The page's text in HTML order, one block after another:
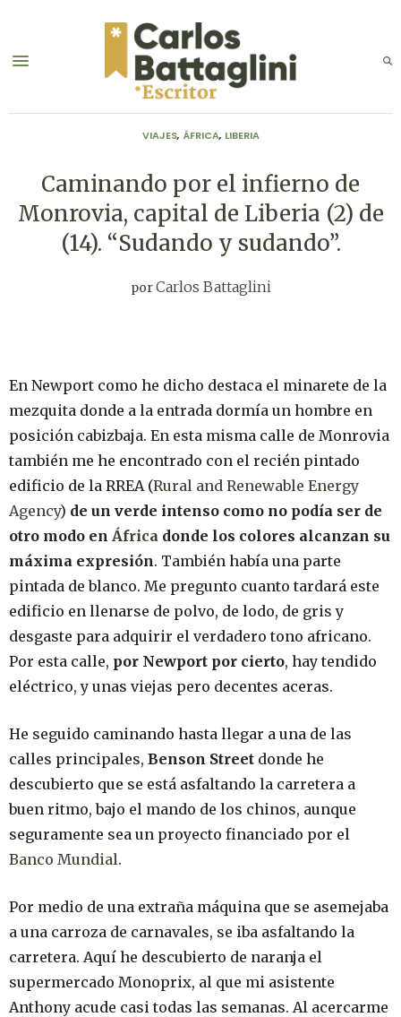
VIAJES, ÁFRICA, LIBERIA
Caminando por el infierno de
Monrovia, capital de Liberia (2) de
(14). “Sudando y sudando”.
porCarlos Battaglini
En Newport como he dicho destaca el minarete de la
mezquita donde a la entrada dormía un hombre en
posición cabizbaja. En esta misma calle de Monrovia
también me he encontrado con el recién pintado
edificio de la RREA (Rural and Renewable Energy
Agency) de un verde intenso como no podía ser de
otro modo en África donde los colores alcanzan su
máxima expresión. También había una parte
pintada de blanco. Me pregunto cuanto tardará este
edificio en llenarse de polvo, de lodo, de gris y
desgaste para adquirir el verdadero tono africano.
Por esta calle, por Newport por cierto, hay tendido
eléctrico, y unas viejas pero decentes aceras.
He seguido caminando hasta llegar a una de las
calles principales, Benson Street donde he
descubierto que se está asfaltando la carretera a
buen ritmo, bajo el mando de los chinos, aunque
seguramente sea un proyecto financiado por el
Banco Mundial.
Por medio de una extraña máquina que se asemejaba
a una carroza de carnavales, se iba asfaltando la
carretera. Aquí he descubierto de naranja el
supermercado Monoprix, al que mi asistente
Anthony acude casi todas las semanas. Al acercarme